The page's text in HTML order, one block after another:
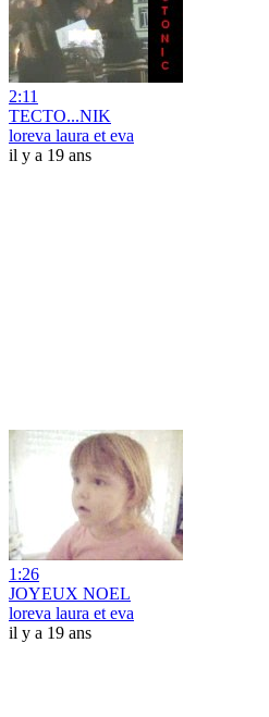
2:11
TECTO...NIK
loreva laura et eva
il y a 19 ans
1:26
JOYEUX NOEL
loreva laura et eva
il y a 19 ans